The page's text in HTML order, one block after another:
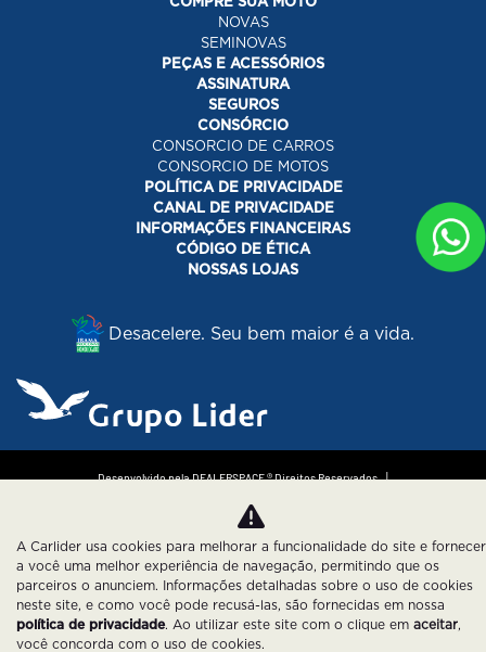
NOVAS
SEMINOVAS
PEÇAS E ACESSÓRIOS
ASSINATURA
SEGUROS
CONSÓRCIO
CONSORCIO DE CARROS
CONSORCIO DE MOTOS
POLÍTICA DE PRIVACIDADE
CANAL DE PRIVACIDADE
INFORMAÇÕES FINANCEIRAS
CÓDIGO DE ÉTICA
NOSSAS LOJAS
Desacelere. Seu bem maior é a vida.
Desenvolvido pela DEALERSPACE ® Direitos Reservados.
Política de Privacidade
A Carlider usa cookies para melhorar a funcionalidade do site e fornecer
a você uma melhor experiência de navegação, permitindo que os
parceiros o anunciem. Informações detalhadas sobre o uso de cookies
neste site, e como você pode recusá-las, são fornecidas em nossa
política de privacidade. Ao utilizar este site com o clique em aceitar,
você concorda com o uso de cookies.